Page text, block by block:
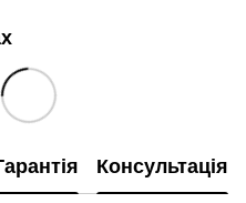
Консультація